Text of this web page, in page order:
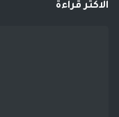
الاكثر قراءة